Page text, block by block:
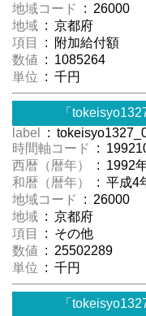
地域コード
: 26000
地域 : 京都府
項目
: 附加給付額
数値 : 1085264
単位 : 千円
「
label
:
時間軸コード
:
西暦（暦年）
: 1992
和暦（暦年）
: 平成4
地域コード
: 26000
地域 : 京都府
項目
: その他
数値 : 25502289
単位 : 千円
「